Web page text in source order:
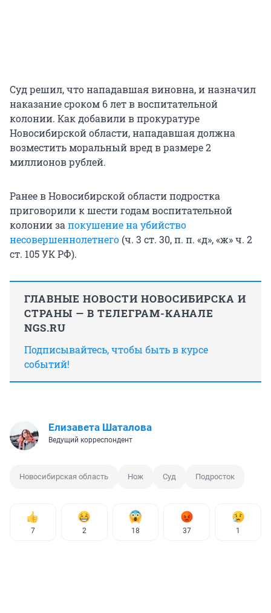
Суд решил, что нападавшая виновна, и назначил
наказание сроком 6 лет в воспитательной
колонии. Как добавили в прокуратуре
Новосибирской области, нападавшая должна
возместить моральный вред в размере 2
миллионов рублей.
Ранее в Новосибирской области подростка
приговорили к шести годам воспитательной
колонии запокушение на убийство
несовершеннолетнего (ч. 3 ст. 30, п. п. «д», «ж» ч. 2
ст. 105 УК РФ).
ГЛАВНЫЕ НОВОСТИ НОВОСИБИРСКА И
СТРАНЫ — В ТЕЛЕГРАМ-КАНАЛЕ
NGS.RU
Подписывайтесь, чтобы быть в курсе
событий!
Елизавета Шаталова
Ведущий корреспондент
Новосибирская область Нож Суд Подросток
7 2 18 37 1